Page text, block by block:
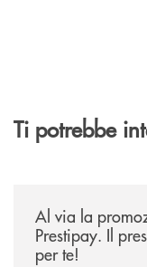
Ti potrebbe
Al via la
Prestipay. Il
per te!